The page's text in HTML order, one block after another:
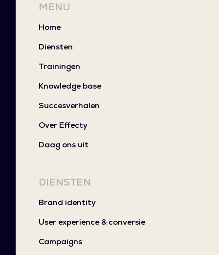
MENU
Home
Diensten
Trainingen
Knowledge base
Succesverhalen
Over Effecty
Daag ons uit
DIENSTEN
Brand identity
User experience & conversie
Campaigns